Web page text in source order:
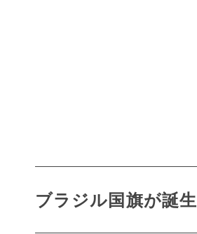
ブラジル国旗が誕生